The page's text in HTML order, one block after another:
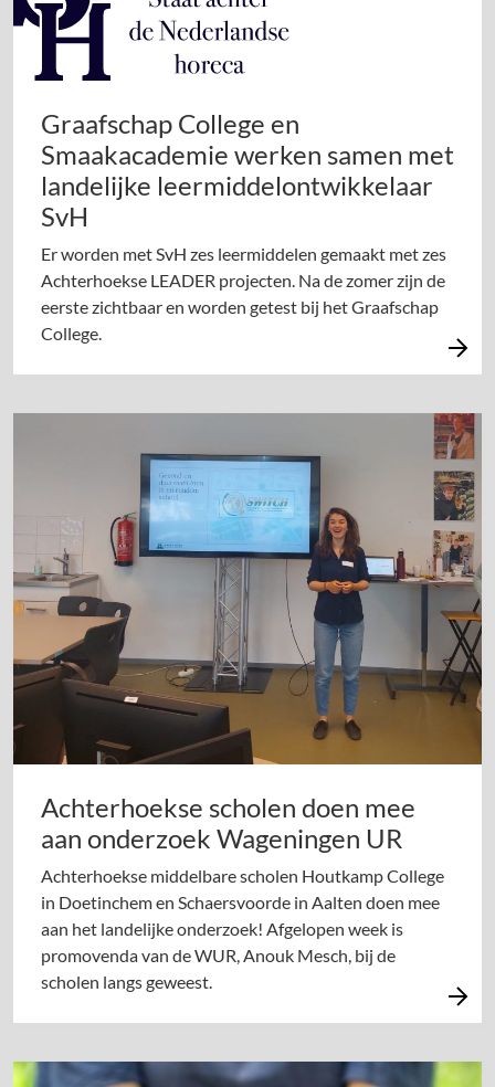
Graafschap College en
Smaakacademie werken samen met
landelijke leermiddelontwikkelaar
SvH
Er worden met SvH zes leermiddelen gemaakt met zes
Achterhoekse LEADER projecten. Na de zomer zijn de
eerste zichtbaar en worden getest bij het Graafschap
College.
Achterhoekse scholen doen mee
aan onderzoek Wageningen UR
Achterhoekse middelbare scholen Houtkamp College
in Doetinchem en Schaersvoorde in Aalten doen mee
aan het landelijke onderzoek! Afgelopen week is
promovenda van de WUR, Anouk Mesch, bij de
scholen langs geweest.